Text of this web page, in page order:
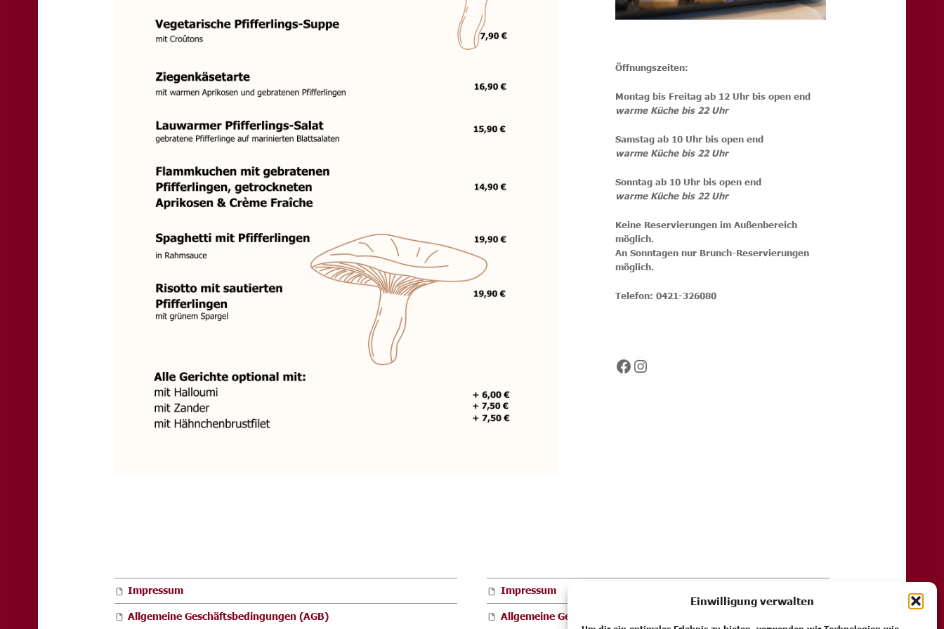
Einwilligung verwalten
Öffnungszeiten:
Montag bis Freitag ab 12 Uhr bis open end
warme Küche bis 22 Uhr
Samstag ab 10 Uhr bis open end
warme Küche bis 22 Uhr
Sonntag ab 10 Uhr bis open end
warme Küche bis 22 Uhr
Keine Reservierungen im Außenbereich
möglich.
An Sonntagen nur Brunch-Reservierungen
möglich.
Telefon: 0421-326080
Facebook
Instagram
FOOTER SIDEBAR
Impressum
Allgemeine Geschäftsbedingungen (AGB)
Impressum
Allgemeine Geschäftsbedingungen (AGB)